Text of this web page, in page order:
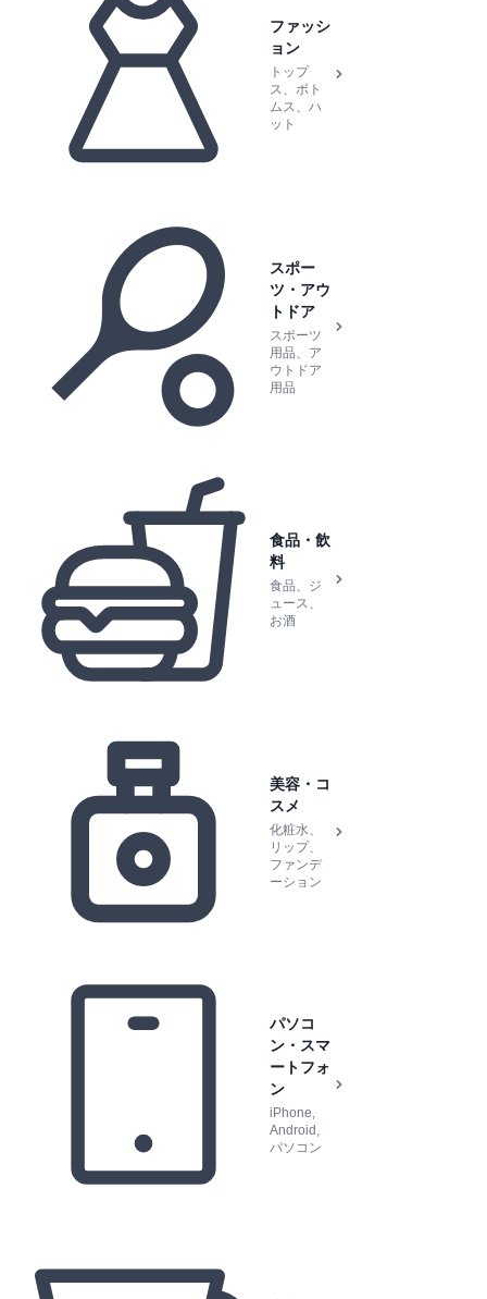
ファッシ
ョン
トップ
ス、ボト
ムス、ハ
ット
スポー
ツ・アウ
トドア
スポーツ
用品、ア
ウトドア
用品
食品・飲
料
食品、ジ
ュース、
お酒
美容・コ
スメ
化粧水、
リップ、
ファンデ
ーション
パソコ
ン・スマ
ートフォ
ン
iPhone,
Android,
パソコン